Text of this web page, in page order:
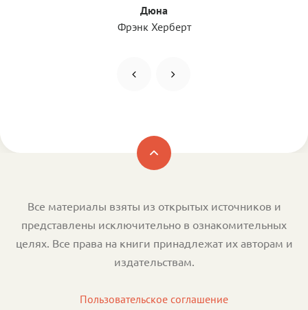
Дюна
Фрэнк Херберт
Все материалы взяты из открытых источников и
представлены исключительно в ознакомительных
целях. Все права на книги принадлежат их авторам и
издательствам.
Пользовательское соглашение